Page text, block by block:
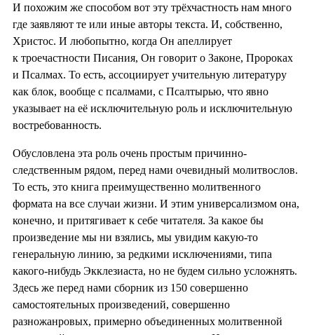
И похожим же способом вот эту трёхчастность нам много
где заявляют те или иные авторы текста. И, собственно,
Христос. И любопытно, когда Он апеллирует
к троечастности Писания, Он говорит о Законе, Пророках
и Псалмах. То есть, ассоциирует учительную литературу
как блок, вообще с псалмами, с Псалтырью, что явно
указывает на её исключительную роль и исключительную
востребованность.
Обусловлена эта роль очень простым причинно-
следственным рядом, перед нами очевидный молитвослов.
То есть, это книга преимущественно молитвенного
формата на все случаи жизни. И этим универсализмом она,
конечно, и притягивает к себе читателя. За какое бы
произведение мы ни взялись, мы увидим какую-то
генеральную линию, за редкими исключениями, типа
какого-нибудь Экклезиаста, но не будем сильно усложнять.
Здесь же перед нами сборник из 150 совершенно
самостоятельных произведений, совершенно
разножанровых, примерно объединенных молитвенной